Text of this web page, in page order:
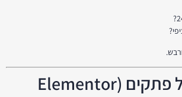
מה הם בכלל פתקים (Elementor